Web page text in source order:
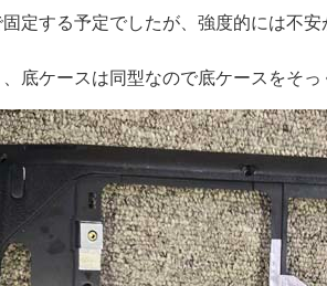
定する予定でしたが、強度的には不
底ケースは同型なので底ケースをそっ